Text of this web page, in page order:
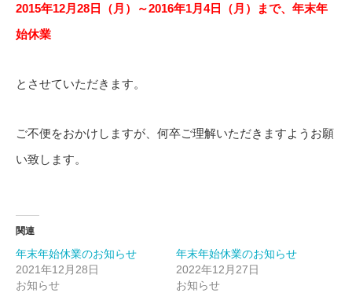
2015年12月28日（月）～2016年1月4日（月）まで、年末年
始休業
とさせていただきます。
ご不便をおかけしますが、何卒ご理解いただきますようお願
い致します。
関連
年末年始休業のお知らせ
2021年12月28日
お知らせ
年末年始休業のお知らせ
2022年12月27日
お知らせ